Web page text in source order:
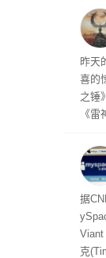
有
着——
线
昨天
喜的
之锤
《
ox
出震
据
Viant
克